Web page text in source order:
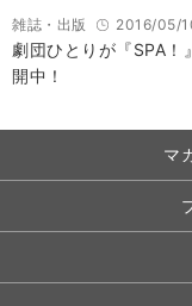
雑誌・出版 2016/05/
劇団ひとりが『SPA
開中！
マ